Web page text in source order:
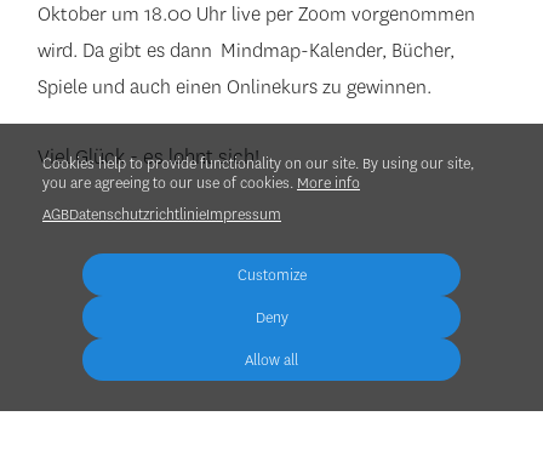
Oktober um 18.00 Uhr live per Zoom vorgenommen
wird. Da gibt es dann Mindmap-Kalender, Bücher,
Spiele und auch einen Onlinekurs zu gewinnen.
Viel Glück - es lohnt sich!
Cookies help to provide functionality on our site. By using our site,
you are agreeing to our use of cookies. More info
AGBDatenschutzrichtlinieImpressum
Customize
Deny
Allow all